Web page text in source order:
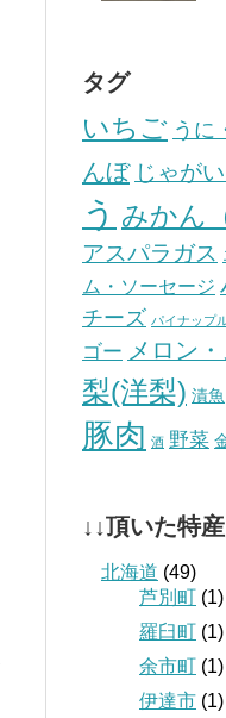
タグ
いちご うに
んぼ じゃが
う みかん
アスパラガス
ム・ソーセージ
チーズ パイナップ
ゴー メロン
梨(洋梨) 漬魚
豚肉 酒 野菜
↓↓頂いた特
北海道 (49)
芦別町 (1)
羅臼町 (1)
余市町 (1)
伊達市 (1)